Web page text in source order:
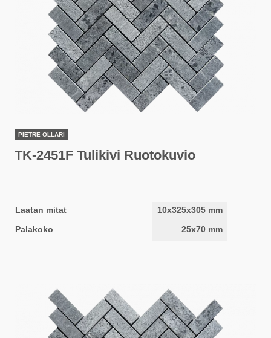
PIETRE OLLARI
TK-2451F Tulikivi Ruotokuvio
Laatan mitat
10x325x305 mm
Palakoko
25x70 mm